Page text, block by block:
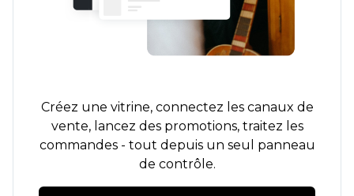
Créez une vitrine, connectez les canaux de
vente, lancez des promotions, traitez les
commandes - tout depuis un seul panneau
de contrôle.